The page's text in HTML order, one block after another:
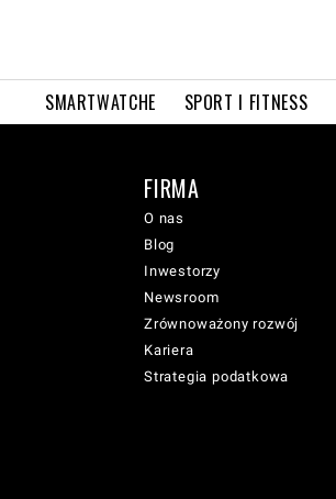
SMARTWATCHE SPORT I FITNESS
FIRMA
O nas
Blog
Inwestorzy
Newsroom
Zrównoważony rozwój
Kariera
Strategia podatkowa